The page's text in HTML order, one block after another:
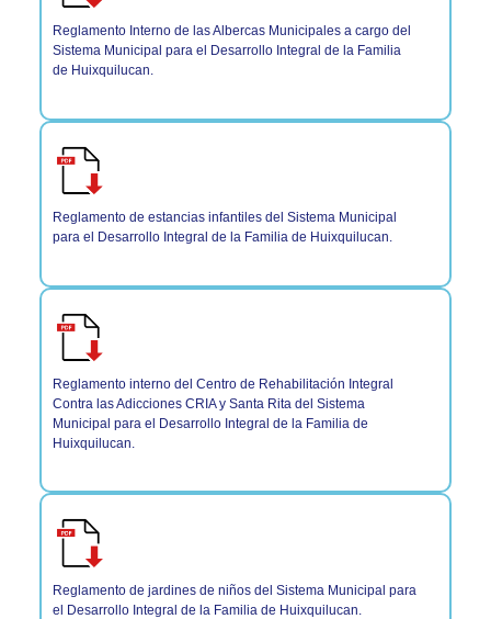
Reglamento Interno de las Albercas Municipales a cargo del
Sistema Municipal para el Desarrollo Integral de la Familia
de Huixquilucan.
Reglamento de estancias infantiles del Sistema Municipal
para el Desarrollo Integral de la Familia de Huixquilucan.
Reglamento interno del Centro de Rehabilitación Integral
Contra las Adicciones CRIA y Santa Rita del Sistema
Municipal para el Desarrollo Integral de la Familia de
Huixquilucan.
Reglamento de jardines de niños del Sistema Municipal para
el Desarrollo Integral de la Familia de Huixquilucan.